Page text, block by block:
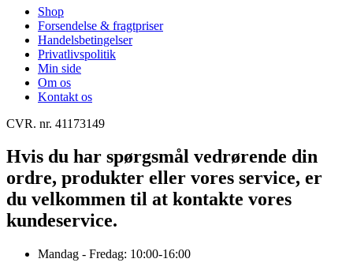
Shop
Forsendelse & fragtpriser
Handelsbetingelser
Privatlivspolitik
Min side
Om os
Kontakt os
CVR. nr. 41173149
Hvis du har spørgsmål vedrørende din
ordre, produkter eller vores service, er
du velkommen til at kontakte vores
kundeservice.
Mandag - Fredag: 10:00-16:00